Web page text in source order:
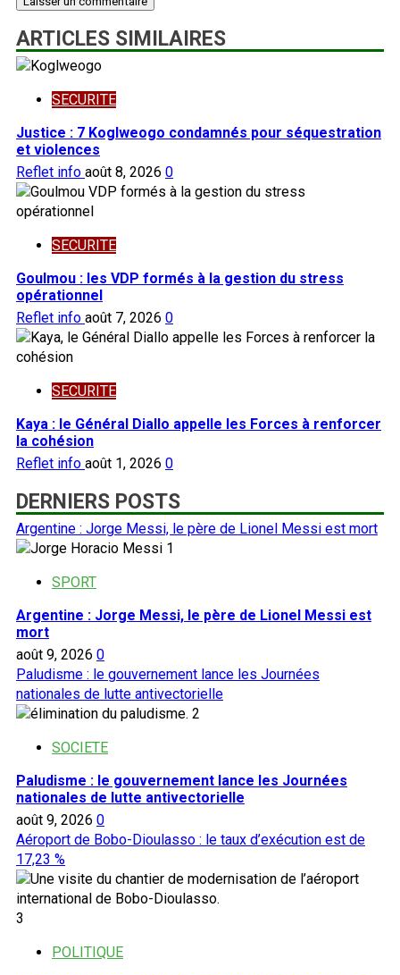
ARTICLES SIMILAIRES
SECURITE
Justice : 7 Koglweogo condamnés pour séquestration
et violences
Reflet info août 8, 2026 0
SECURITE
Goulmou : les VDP formés à la gestion du stress
opérationnel
Reflet info août 7, 2026 0
SECURITE
Kaya : le Général Diallo appelle les Forces à renforcer
la cohésion
Reflet info août 1, 2026 0
DERNIERS POSTS
Argentine : Jorge Messi, le père de Lionel Messi est mort
1
SPORT
Argentine : Jorge Messi, le père de Lionel Messi est
mort
août 9, 2026 0
Paludisme : le gouvernement lance les Journées
nationales de lutte antivectorielle
2
SOCIETE
Paludisme : le gouvernement lance les Journées
nationales de lutte antivectorielle
août 9, 2026 0
Aéroport de Bobo-Dioulasso : le taux d’exécution est de
17,23 %
3
POLITIQUE